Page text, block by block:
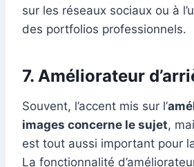
sur les réseaux sociaux ou à
des portfolios professionnels.
7. Améliorateur
Souvent, l’accent mis sur l’
images concerne le sujet,
est tout aussi important pour
La fonctionnalité